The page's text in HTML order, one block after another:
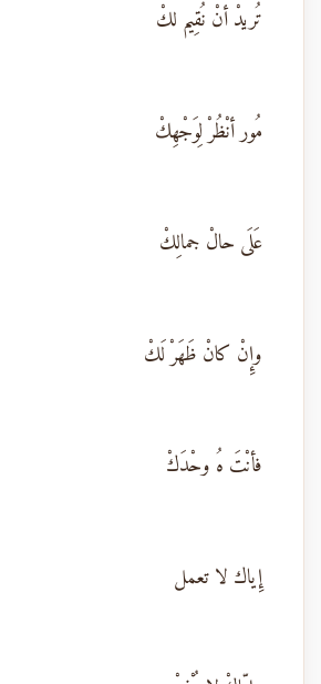
تُريدْ أنْ نُقِيم لكْ
مُور أنْظُرْ لِوَجْهِكْ
عَلَى حالْ جمالِكْ
وإِنْ كانْ ظَهَرْ لَكْ
فأنْتَ هُ وحْدَكْ
إِياك لا تعمل